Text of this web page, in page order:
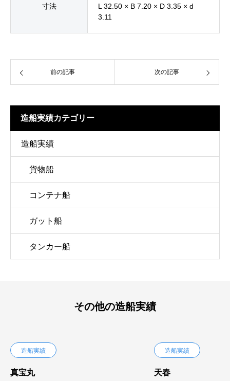
寸法
L 32.50 × B 7.20 × D 3.35 × d
3.11
前の記事 次の記事
造船実績カテゴリー
造船実績
貨物船
コンテナ船
ガット船
タンカー船
その他の造船実績
造船実績
真宝丸
造船実績
天春